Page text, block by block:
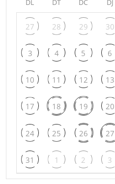
DL DT DC DJ
27 28 29 30
3 4 5 6
10 11 12 13
17 18 19 20
24 25 26 27
31 1 2 3